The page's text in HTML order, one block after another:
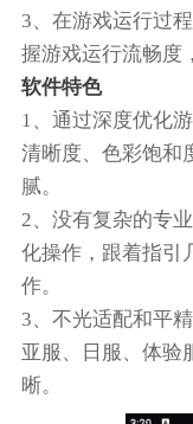
3、在游戏运行过
握游戏运行流畅度
软件特色
1、通过深度优化
清晰度、色彩饱和
腻。
2、没有复杂的专
化操作，跟着指引
作。
3、不光适配和平
亚服、日服、体验
晰。